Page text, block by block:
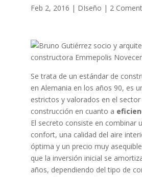
Feb 2, 2016 | DIseño | 2
Se trata de un estándar de
en Alemania en los años 90, es
estrictos y valorados en el sector
construcción en cuanto a
El secreto consiste en combinar
confort, una calidad del aire
óptima y un precio muy
que la inversión inicial se
años, dependiendo del tipo de